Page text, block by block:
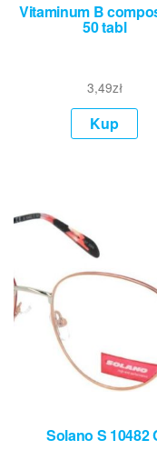
Vitaminum B
50 tabl
3,49zł
Kup
Solano S 10482